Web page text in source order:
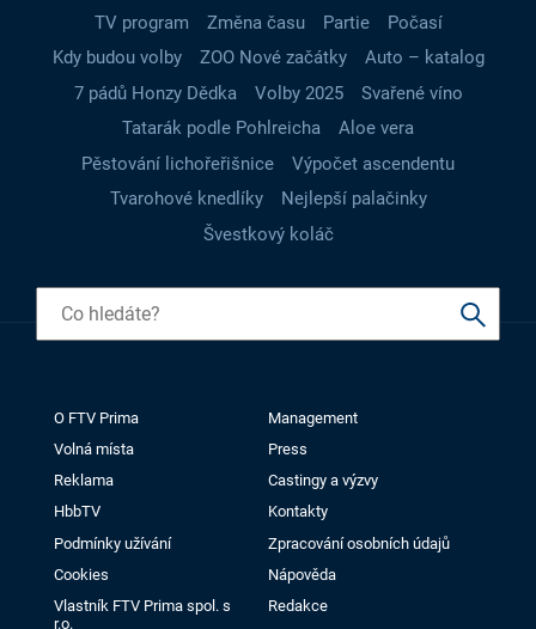
TV program
Změna času Partie
Počasí
Kdy budou volby
ZOO Nové začátky
Auto – katalog
7 pádů Honzy Dědka
Volby 2025
Svařené víno
Tatarák podle Pohlreicha
Aloe vera
Pěstování lichořeřišnice
Výpočet ascendentu
Tvarohové knedlíky
Nejlepší palačinky
Švestkový koláč
O FTV Prima
Management
Volná místa
Press
Reklama
Castingy a výzvy
HbbTV
Kontakty
Podmínky užívání
Zpracování osobních údajů
Cookies
Nápověda
Vlastník FTV Prima spol. s
r.o.
Redakce